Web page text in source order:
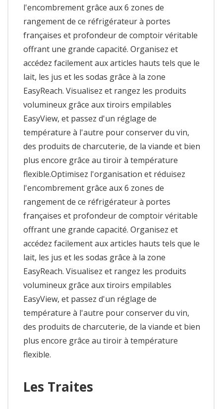
l'encombrement grâce aux 6 zones de
rangement de ce réfrigérateur à portes
françaises et profondeur de comptoir véritable
offrant une grande capacité. Organisez et
accédez facilement aux articles hauts tels que le
lait, les jus et les sodas grâce à la zone
EasyReach. Visualisez et rangez les produits
volumineux grâce aux tiroirs empilables
EasyView, et passez d'un réglage de
température à l'autre pour conserver du vin,
des produits de charcuterie, de la viande et bien
plus encore grâce au tiroir à température
flexible.Optimisez l'organisation et réduisez
l'encombrement grâce aux 6 zones de
rangement de ce réfrigérateur à portes
françaises et profondeur de comptoir véritable
offrant une grande capacité. Organisez et
accédez facilement aux articles hauts tels que le
lait, les jus et les sodas grâce à la zone
EasyReach. Visualisez et rangez les produits
volumineux grâce aux tiroirs empilables
EasyView, et passez d'un réglage de
température à l'autre pour conserver du vin,
des produits de charcuterie, de la viande et bien
plus encore grâce au tiroir à température
flexible.
Les Traites